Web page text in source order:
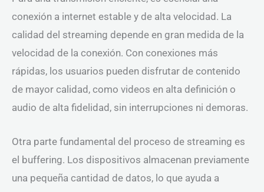
conexión a internet estable y de alta velocidad. La
calidad del streaming depende en gran medida de la
velocidad de la conexión. Con conexiones más
rápidas, los usuarios pueden disfrutar de contenido
de mayor calidad, como videos en alta definición o
audio de alta fidelidad, sin interrupciones ni demoras.
Otra parte fundamental del proceso de streaming es
el buffering. Los dispositivos almacenan previamente
una pequeña cantidad de datos, lo que ayuda a